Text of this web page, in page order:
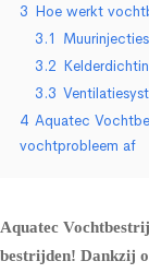
3 Hoe werkt
3.1
3.2
3.3
4 Aquatec
vochtprobleem af
Aquatec
bestrijden! Dankzij